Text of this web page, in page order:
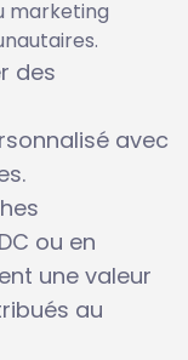
marketing
des
avec
ou en
une valeur
au